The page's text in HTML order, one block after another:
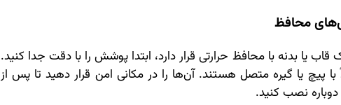
قاب یا بدنه با محافظ حرارتی قرار دارد، ابتدا پوشش را با دقت جدا کنید.
پیچ یا گیره متصل هستند. آن‌ها را در مکانی امن قرار دهید تا پس از
نصب کنید.